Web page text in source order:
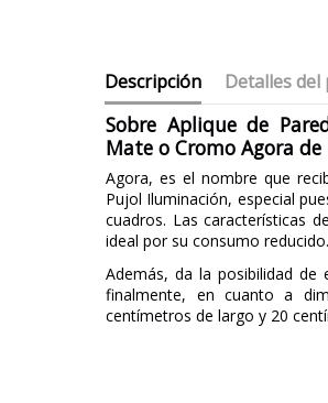
Descripción Detalles
Sobre Aplique de
Mate o Cromo Agora
Agora, es el nombre que
Pujol Iluminación, especial
cuadros. Las características
ideal por su consumo reducido.
Además, da la posibilidad
finalmente, en cuanto a
centímetros de largo y 20